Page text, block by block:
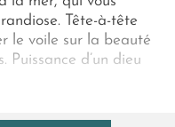
Tête-à-tête
le voile sur la beauté
Puissance d’un dieu
voile sur l’au-delà.
rois. Enfin, lever le